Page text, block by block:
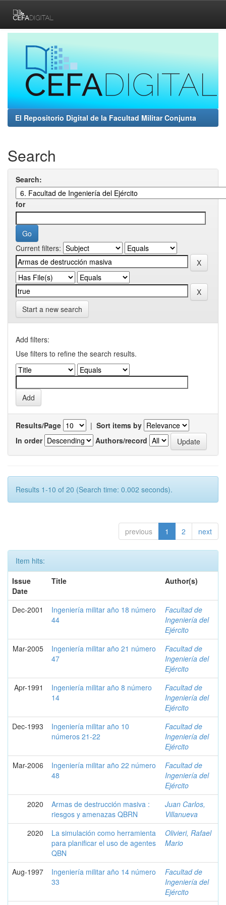
navigation
El Repositorio Digital de la Facultad Militar Conjunta
Search
Search:
for
Current filters:
Start a new search
Add filters:
Use filters to refine the search results.
Results/Page | Sort items by
In order
Authors/record
Results 1-10 of 20 (Search time: 0.002 seconds).
previous 1 2 next
Item hits:
Issue
Date
Title Author(s)
Dec-2001
Ingeniería militar año 18 número
44
Facultad de
Ingeniería del
Ejército
Mar-2005
Ingeniería militar año 21 número
47
Facultad de
Ingeniería del
Ejército
Apr-1991
Ingeniería militar año 8 número
14
Facultad de
Ingeniería del
Ejército
Dec-1993
Ingeniería militar año 10
números 21-22
Facultad de
Ingeniería del
Ejército
Mar-2006
Ingeniería militar año 22 número
48
Facultad de
Ingeniería del
Ejército
2020
Armas de destrucción masiva :
riesgos y amenazas QBRN
Juan Carlos,
Villanueva
2020
La simulación como herramienta
para planificar el uso de agentes
QBN
Olivieri, Rafael
Mario
Aug-1997
Ingeniería militar año 14 número
33
Facultad de
Ingeniería del
Ejército